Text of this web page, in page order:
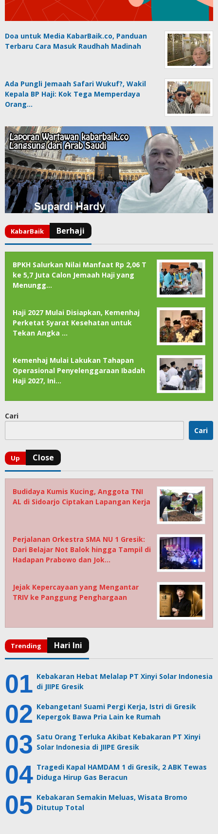
Doa untuk Media KabarBaik.co, Panduan
Terbaru Cara Masuk Raudhah Madinah
Ada Pungli Jemaah Safari Wukuf?, Wakil
Kepala BP Haji: Kok Tega Memperdaya
Orang…
BPKH Salurkan Nilai Manfaat Rp 2,06 T
ke 5,7 Juta Calon Jemaah Haji yang
Menungg…
Haji 2027 Mulai Disiapkan, Kemenhaj
Perketat Syarat Kesehatan untuk
Tekan Angka …
Kemenhaj Mulai Lakukan Tahapan
Operasional Penyelenggaraan Ibadah
Haji 2027, Ini…
Cari
Cari
Budidaya Kumis Kucing, Anggota TNI
AL di Sidoarjo Ciptakan Lapangan Kerja
Perjalanan Orkestra SMA NU 1 Gresik:
Dari Belajar Not Balok hingga Tampil di
Hadapan Prabowo dan Jok…
Jejak Kepercayaan yang Mengantar
TRIV ke Panggung Penghargaan
Kebakaran Hebat Melalap PT Xinyi Solar Indonesia
di JIIPE Gresik
Kebangetan! Suami Pergi Kerja, Istri di Gresik
Kepergok Bawa Pria Lain ke Rumah
Satu Orang Terluka Akibat Kebakaran PT Xinyi
Solar Indonesia di JIIPE Gresik
Tragedi Kapal HAMDAM 1 di Gresik, 2 ABK Tewas
Diduga Hirup Gas Beracun
Kebakaran Semakin Meluas, Wisata Bromo
Ditutup Total